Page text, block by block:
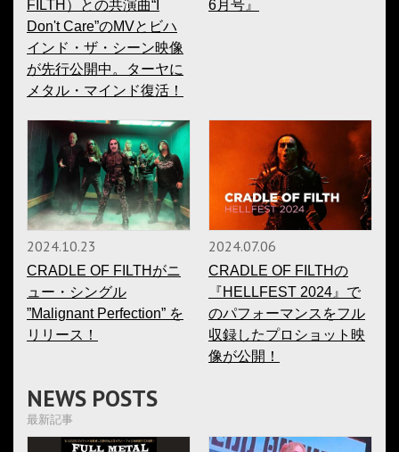
FILTH）との共演曲“I
Don't Care”のMVとビハ
インド・ザ・シーン映像
が先行公開中。ターヤに
メタル・マインド復活！
6月号』
2024.10.23
CRADLE OF FILTHがニ
ュー・シングル
”Malignant Perfection” を
リリース！
2024.07.06
CRADLE OF FILTHの
『HELLFEST 2024』で
のパフォーマンスをフル
収録したプロショット映
像が公開！
NEWS POSTS
最新記事